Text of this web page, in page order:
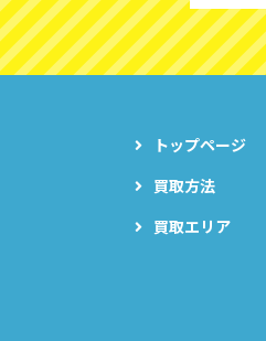
トップページ
買取方法
買取エリア